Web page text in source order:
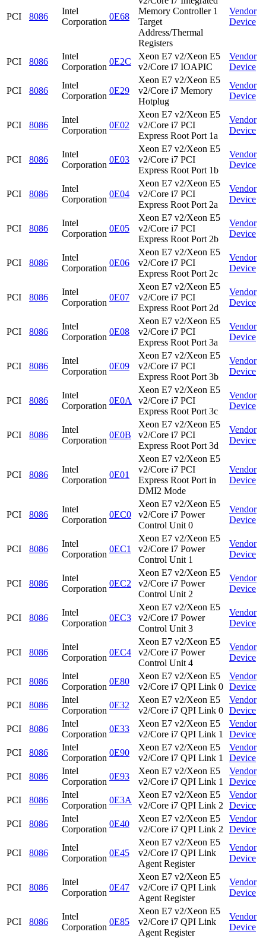
PCI 8086
Intel
Corporation
0E68
Memory Controller 1
Target
Address/Thermal
Registers
Vendor
Device
PCI 8086
Intel
Corporation
0E2C
Xeon E7 v2/Xeon E5
v2/Core i7 IOAPIC
Vendor
Device
PCI 8086
Intel
Corporation
0E29
Xeon E7 v2/Xeon E5
v2/Core i7 Memory
Hotplug
Vendor
Device
PCI 8086
Intel
Corporation
0E02
Xeon E7 v2/Xeon E5
v2/Core i7 PCI
Express Root Port 1a
Vendor
Device
PCI 8086
Intel
Corporation
0E03
Xeon E7 v2/Xeon E5
v2/Core i7 PCI
Express Root Port 1b
Vendor
Device
PCI 8086
Intel
Corporation
0E04
Xeon E7 v2/Xeon E5
v2/Core i7 PCI
Express Root Port 2a
Vendor
Device
PCI 8086
Intel
Corporation
0E05
Xeon E7 v2/Xeon E5
v2/Core i7 PCI
Express Root Port 2b
Vendor
Device
PCI 8086
Intel
Corporation
0E06
Xeon E7 v2/Xeon E5
v2/Core i7 PCI
Express Root Port 2c
Vendor
Device
PCI 8086
Intel
Corporation
0E07
Xeon E7 v2/Xeon E5
v2/Core i7 PCI
Express Root Port 2d
Vendor
Device
PCI 8086
Intel
Corporation
0E08
Xeon E7 v2/Xeon E5
v2/Core i7 PCI
Express Root Port 3a
Vendor
Device
PCI 8086
Intel
Corporation
0E09
Xeon E7 v2/Xeon E5
v2/Core i7 PCI
Express Root Port 3b
Vendor
Device
PCI 8086
Intel
Corporation
0E0A
Xeon E7 v2/Xeon E5
v2/Core i7 PCI
Express Root Port 3c
Vendor
Device
PCI 8086
Intel
Corporation
0E0B
Xeon E7 v2/Xeon E5
v2/Core i7 PCI
Express Root Port 3d
Vendor
Device
PCI 8086
Intel
Corporation
0E01
Xeon E7 v2/Xeon E5
v2/Core i7 PCI
Express Root Port in
DMI2 Mode
Vendor
Device
PCI 8086
Intel
Corporation
0EC0
Xeon E7 v2/Xeon E5
v2/Core i7 Power
Control Unit 0
Vendor
Device
PCI 8086
Intel
Corporation
0EC1
Xeon E7 v2/Xeon E5
v2/Core i7 Power
Control Unit 1
Vendor
Device
PCI 8086
Intel
Corporation
0EC2
Xeon E7 v2/Xeon E5
v2/Core i7 Power
Control Unit 2
Vendor
Device
PCI 8086
Intel
Corporation
0EC3
Xeon E7 v2/Xeon E5
v2/Core i7 Power
Control Unit 3
Vendor
Device
PCI 8086
Intel
Corporation
0EC4
Xeon E7 v2/Xeon E5
v2/Core i7 Power
Control Unit 4
Vendor
Device
PCI 8086
Intel
Corporation
0E80
Xeon E7 v2/Xeon E5
v2/Core i7 QPI Link 0
Vendor
Device
PCI
8086
Intel
Corporation
0E32
Xeon E7 v2/Xeon E5
v2/Core i7 QPI Link 0
Vendor
Device
PCI
8086
Intel
Corporation
0E33
Xeon E7 v2/Xeon E5
v2/Core i7 QPI Link 1
Vendor
Device
PCI
8086
Intel
Corporation
0E90
Xeon E7 v2/Xeon E5
v2/Core i7 QPI Link 1
Vendor
Device
PCI
8086
Intel
Corporation
0E93
Xeon E7 v2/Xeon E5
v2/Core i7 QPI Link 1
Vendor
Device
PCI
8086
Intel
Corporation
0E3A
Xeon E7 v2/Xeon E5
v2/Core i7 QPI Link 2
Vendor
Device
PCI
8086
Intel
Corporation
0E40
Xeon E7 v2/Xeon E5
v2/Core i7 QPI Link 2
Vendor
Device
PCI 8086
Intel
Corporation
0E45
Xeon E7 v2/Xeon E5
v2/Core i7 QPI Link
Agent Register
Vendor
Device
PCI 8086
Intel
Corporation
0E47
Xeon E7 v2/Xeon E5
v2/Core i7 QPI Link
Agent Register
Vendor
Device
PCI 8086
Intel
Corporation
0E85
Xeon E7 v2/Xeon E5
v2/Core i7 QPI Link
Agent Register
Vendor
Device